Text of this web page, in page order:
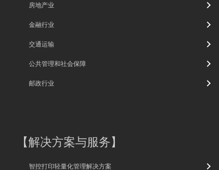
房地产业
金融行业
交通运输
公共管理和社会保障
邮政行业
【解决方案与服务】
智控打印轻量化管理解决方案